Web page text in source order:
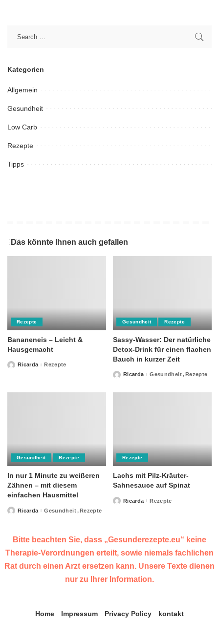
Kategorien
Allgemein
Gesundheit
Low Carb
Rezepte
Tipps
Das könnte Ihnen auch gefallen
Rezepte
Bananeneis – Leicht &
Hausgemacht
PostedRicarda Rezepte
Gesundheit Rezepte
Sassy-Wasser: Der natürliche
Detox-Drink für einen flachen
Bauch in kurzer Zeit
PostedRicarda Gesundheit Rezepte
Gesundheit Rezepte
In nur 1 Minute zu weißeren
Zähnen – mit diesem
einfachen Hausmittel
PostedRicarda Gesundheit Rezepte
Rezepte
Lachs mit Pilz-Kräuter-
Sahnesauce auf Spinat
PostedRicarda Rezepte
Bitte beachten Sie, dass „Gesunderezepte.eu“ keine
Therapie-Verordnungen erteilt, sowie niemals fachlichen
Rat durch einen Arzt ersetzen kann. Unsere Texte dienen
nur zu Ihrer Information.
Home Impressum Privacy Policy kontakt